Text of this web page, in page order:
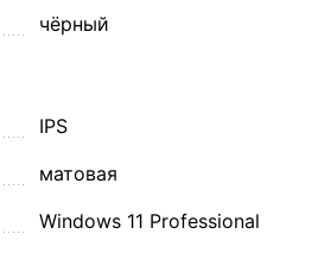
чёрный
IPS
матовая
Windows 11 Professional